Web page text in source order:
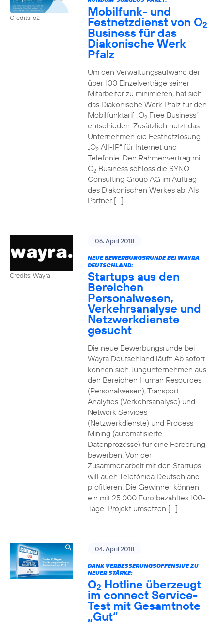
Credits: o2 Mobilfunk- und
Festnetzdienst von O2
Business für das
Diakonische Werk
Pfalz
Um den Verwaltungsaufwand der
über 100 Einzelverträge seiner
Mitarbeiter zu minimieren, hat sich
das Diakonische Werk Pfalz für den
Mobilfunktarif „O2Free Business“
entschieden. Zusätzlich nutzt das
Unternehmen die Festnetzlösung
„O2All-IP“ für Internet und
Telefonie. Den Rahmenvertrag mit
O2Business schloss die SYNO
Consulting Group AG im Auftrag
des Diakonischen Werkes ab. Als
Partner […]
Credits: Wayra
06. April 2018
NEUE BEWERBUNGSRUNDE BEI WAYRA
DEUTSCHLAND:
Startups aus den
Bereichen
Personalwesen,
Verkehrsanalyse und
Netzwerkdienste
gesucht
Die neue Bewerbungsrunde bei
Wayra Deutschland läuft: Ab sofort
können sich Jungunternehmen aus
den Bereichen Human Resources
(Personalwesen), Transport
Analytics (Verkehrsanalyse) und
Network Services
(Netzwerkdienste) und Process
Mining (automatisierte
Datenprozesse) für eine Förderung
bewerben. Von der
Zusammenarbeit mit den Startups
will auch Telefónica Deutschland
profitieren. Die Gewinner können
ein mit 25.000 Euro bezahltes 100-
Tage-Projekt umsetzen […]
04. April 2018
DANK VERBESSERUNGSOFFENSIVE ZU
NEUER STÄRKE:
O2 Hotline überzeugt
im connect Service-
Test mit Gesamtnote
„Gut“